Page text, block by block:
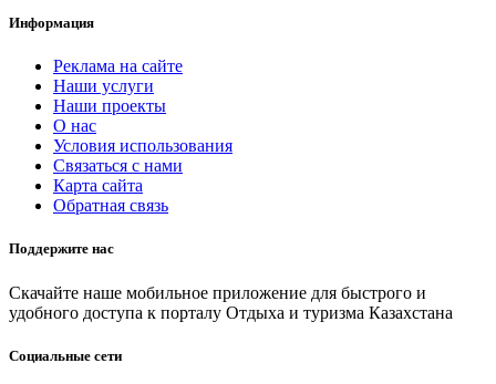
Информация
Реклама на сайте
Наши услуги
Наши проекты
О нас
Условия использования
Связаться с нами
Карта сайта
Обратная связь
Поддержите нас
Скачайте наше мобильное приложение для быстрого и
удобного доступа к порталу Отдыха и туризма Казахстана
Социальные сети